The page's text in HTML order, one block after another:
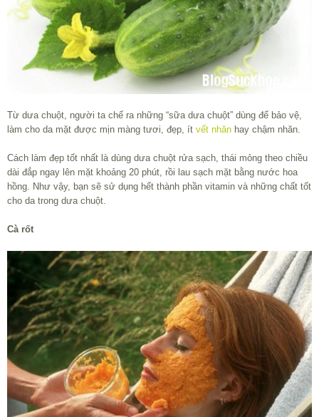
Từ dưa chuột, người ta chế ra những “sữa dưa chuột” dùng để bảo vệ,
làm cho da mặt được mịn màng tươi, đẹp, ít vết nhăn hay chậm nhăn.
Cách làm đẹp tốt nhất là dùng dưa chuột rửa sạch, thái mỏng theo chiều
dài đắp ngay lên mặt khoảng 20 phút, rồi lau sạch mặt bằng nước hoa
hồng. Như vậy, bạn sẽ sử dụng hết thành phần vitamin và những chất tốt
cho da trong dưa chuột.
Cà rốt